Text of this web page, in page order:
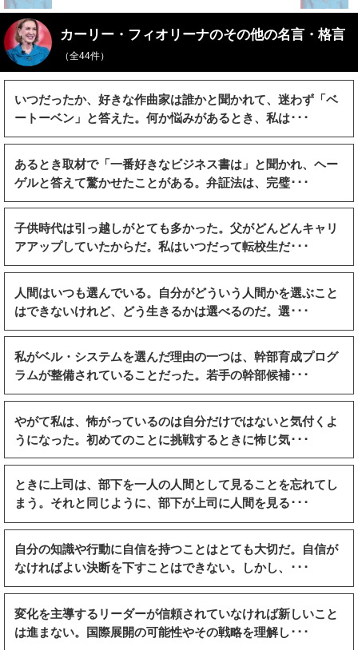
カーリー・フィオリーナのその他の名言・格言
（全44件）
いつだったか、好きな作曲家は誰かと聞かれて、迷わず「ベ
ートーベン」と答えた。何か悩みがあるとき、私は･･･
あるとき取材で「一番好きなビジネス書は」と聞かれ、ヘー
ゲルと答えて驚かせたことがある。弁証法は、完璧･･･
子供時代は引っ越しがとても多かった。父がどんどんキャリ
アアップしていたからだ。私はいつだって転校生だ･･･
人間はいつも選んでいる。自分がどういう人間かを選ぶこと
はできないけれど、どう生きるかは選べるのだ。選･･･
私がベル・システムを選んだ理由の一つは、幹部育成プログ
ラムが整備されていることだった。若手の幹部候補･･･
やがて私は、怖がっているのは自分だけではないと気付くよ
うになった。初めてのことに挑戦するときに怖じ気･･･
ときに上司は、部下を一人の人間として見ることを忘れてし
まう。それと同じように、部下が上司に人間を見る･･･
自分の知識や行動に自信を持つことはとても大切だ。自信が
なければよい決断を下すことはできない。しかし、･･･
変化を主導するリーダーが信頼されていなければ新しいこと
は進まない。国際展開の可能性やその戦略を理解し･･･